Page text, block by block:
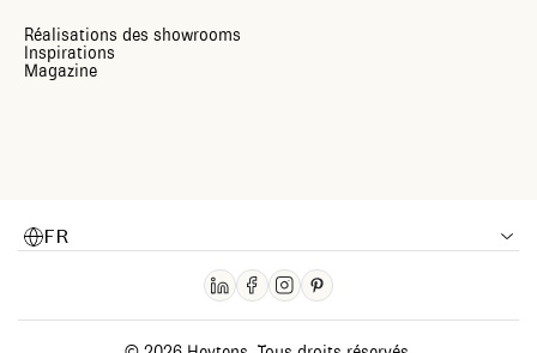
Réalisations des showrooms
Inspirations
Magazine
FR